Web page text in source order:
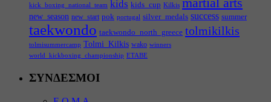
kick_boxing_national_team kids kids_cup Kilkis martial arts
new_season new_start pok portugal silver_medals success summer
taekwondo taekwondo_north_greece tolmikilkis
tolmisummercamp Tolmi_Kilkis wako winners
world_kickboxing_championship ΕΤΑΒΕ
ΣΥΝΔΕΣΜΟΙ